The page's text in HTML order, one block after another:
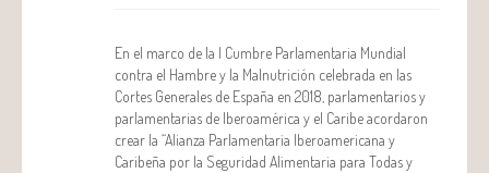
En el marco de la I Cumbre Parlamentaria Mundial
contra el Hambre y la Malnutrición celebrada en las
Cortes Generales de España en 2018, parlamentarios y
parlamentarias de Iberoamérica y el Caribe acordaron
crear la “Alianza Parlamentaria Iberoamericana y
Caribeña por la Seguridad Alimentaria para Todas y